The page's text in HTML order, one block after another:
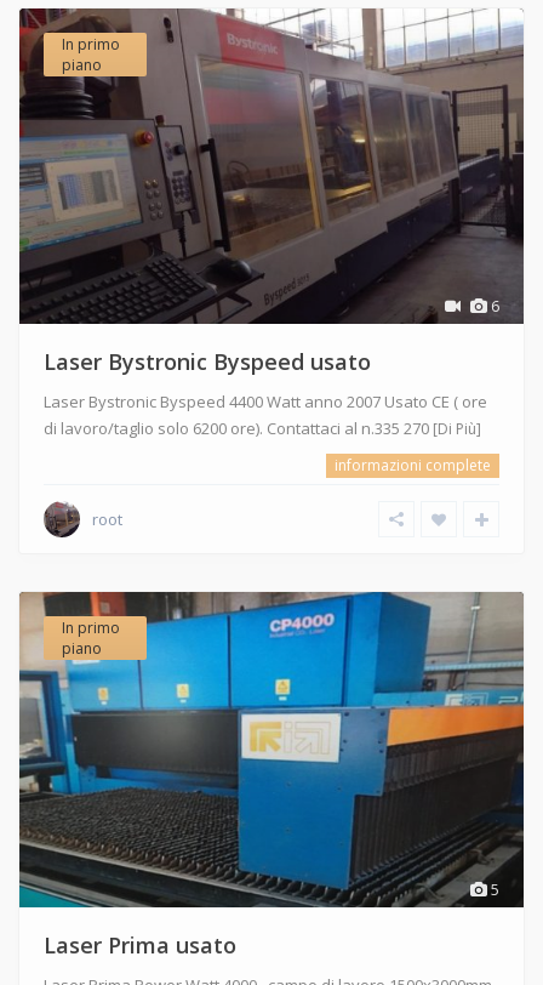
6
In primo
piano
Laser Bystronic Byspeed usato
Laser Bystronic Byspeed 4400 Watt anno 2007 Usato CE ( ore
di lavoro/taglio solo 6200 ore). Contattaci al n.335 270 [Di Più]
informazioni complete
root
5
In primo
piano
Laser Prima usato